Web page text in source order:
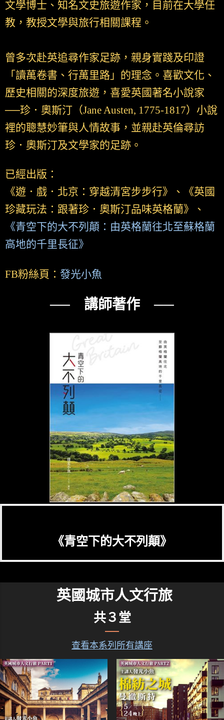
文學博士、知名文史旅遊作家，目前在大學任
教，教授文學與旅行相關課程。
曾多次赴英追尋作家足跡，親身實踐及印證
「讀萬卷書、行萬里路」的理念。喜歡文化、
歷史相關的深度旅遊，喜愛英國著名小說家
──珍．奧斯汀（Jane Austen, 1775-1817）小說
裡的聰慧妙筆與人情故事，並親赴英倫尋訪
珍．奧斯汀及文學家的足跡。
已經出版：
《遊．戲．北京：穿越清宮步步行》、《英國
珍藏玩法：跟著珍．奧斯汀品味英格蘭》、
《青空下的大不列顛：由英格蘭往北至蘇格蘭
高地的千里長征》
FB粉絲頁： 發光小魚
── 講師著作 ──
《青空下的大不列顛》
英國城市人文行旅
共３堂
查看本系列所有講座